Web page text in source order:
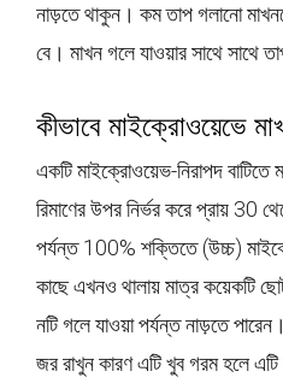
নাড়তে থাকুন। কম তাপ গলানো
বে। মাখন গলে যাওয়ার সাথে সাথে
কীভাবে মাইক্রোওয়েভে
একটি মাইক্রোওয়েভ-নিরাপদ বাটিতে
রিমাণের উপর নির্ভর করে প্রায় 30
পর্যন্ত 100% শক্তিতে (উচ্চ)
কাছে এখনও থালায় মাত্র কয়েকটি
নটি গলে যাওয়া পর্যন্ত নাড়তে
জর রাখুন কারণ এটি খুব গরম হলে